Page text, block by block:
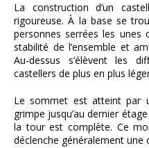
La construction d’un
rigoureuse. À la base se
personnes serrées les unes
stabilité de l’ensemble et
Au-dessus s’élèvent les
castellers de plus en plus
Le sommet est atteint par
grimpe jusqu’au dernier
la tour est complète. Ce
déclenche généralement une